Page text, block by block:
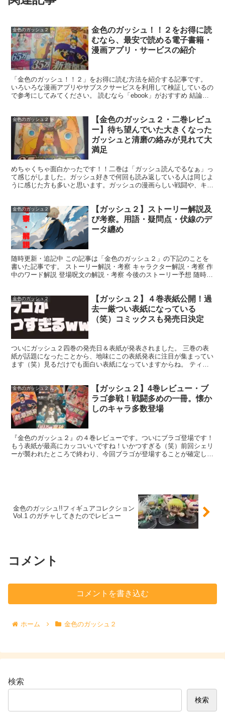
金色のガッシュ２
金色のガッシュ！！２をお得に読
むなら、最安で読める電子書籍・
漫画アプリ・サービスの紹介
「金色のガッシュ！！２」をお得に読む方法を紹介する記事です。
いろいろな漫画アプリやサブスクサービスを利用して検証しているの
で参考にしてみてください。 読むなら「ebook」がおすすめ 結論か
金色のガッシュ２
【金色のガッシュ２・二巻レビュ
ー】待ち望んでいた大きくなった
ガッシュと清磨の絡みが見れて大
満足
めちゃくちゃ面白かったです！！二巻は「ガッシュ読んでるなぁ」っ
て感じがしました。ガッシュ好きで何回も読み返している人は同じよ
うに感じた方も多いと思います。ガッシュの漫画らしい戦闘や、キャ
が、戦闘外での「大きくなったガッシュと清磨の絡み」が見れたこと
が多きかったです。
金色のガッシュ２
【ガッシュ２】ストーリー解説及
び考察。用語・疑問点・伏線のデ
ータ纏め
随時更新・追記中 この記事は「金色のガッシュ２」の下記のことを
書いた記事です。 ストーリー解説・考察 キャラクター解説・考察 作
中のワード解説 登場呪文の解説・考察 今後のストーリー予想 随時、
金色のガッシュ２
【ガッシュ２】４巻表紙公開！過
去一厳つい表紙になっている
（笑）コミックスも発売日決定
ついにガッシュ２四巻の発売日＆表紙が発表されました。 三巻の表
紙が話題になったことから、地味にこの表紙発表に注目が集まってい
ます（笑）見るだけでも面白い表紙になっていますからね。 ティオ
金色のガッシュ２
【ガッシュ２】4巻レビュー・ブ
ラゴ参戦！戦闘多めの一冊。懐か
しのキャラ多数登場
『金色のガッシュ２』の４巻レビューです。ついにブラゴ登場です！
もう表紙が最高にカッコいいですね！いかつすぎる（笑）前回シェリ
ーが襲われたところで終わり、今回ブラゴが登場することが確定して
金色のガッシュ!!フィギュアコレクション
Vol.1 のガチャしてきたのでレビュー
コメント
コメントを書き込む
ホーム 金色のガッシュ２
検索
検索